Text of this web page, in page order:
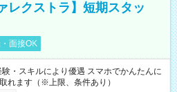
レクストラ】短期スタッ
面接OK
スキルにより優遇 スマホでかんたんに
れます（※上限、条件あり）